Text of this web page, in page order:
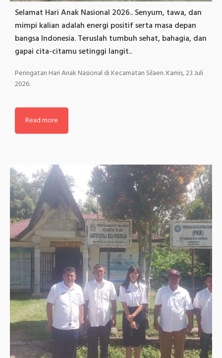
Selamat Hari Anak Nasional 2026.. Senyum, tawa, dan
mimpi kalian adalah energi positif serta masa depan
bangsa Indonesia. Teruslah tumbuh sehat, bahagia, dan
gapai cita-citamu setinggi langit..
Peringatan Hari Anak Nasional di Kecamatan Silaen. Kamis, 23 Juli
2026.
Read more